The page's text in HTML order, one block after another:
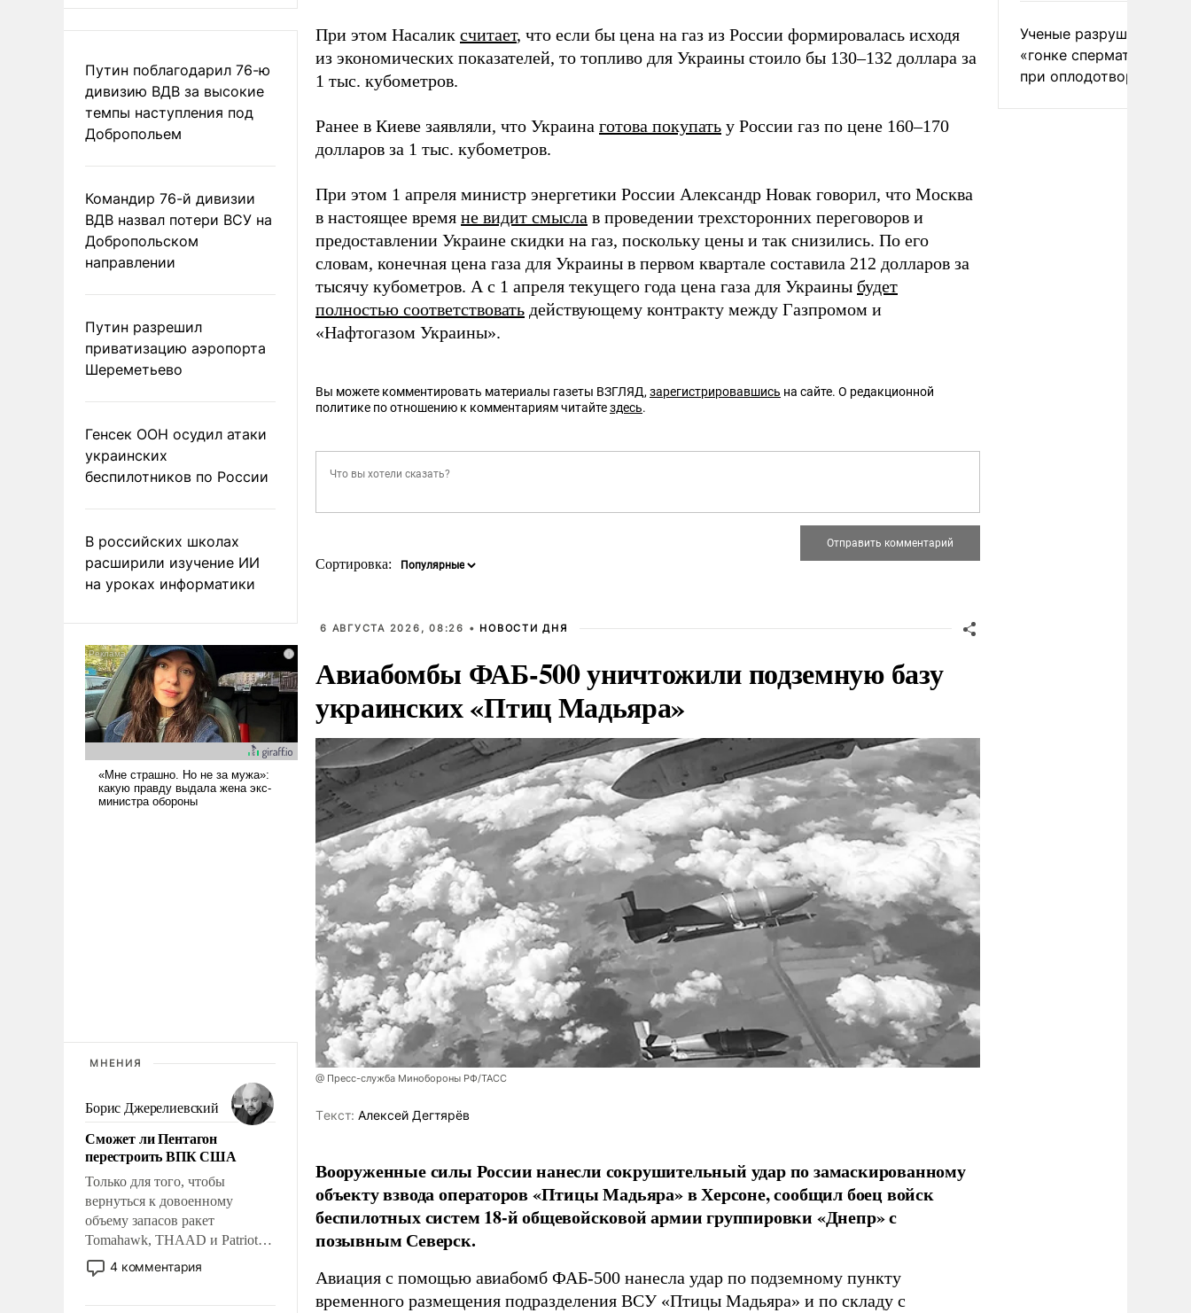
Путин поблагодарил 76-ю
дивизию ВДВ за высокие
темпы наступления под
Добропольем
Командир 76-й дивизии
ВДВ назвал потери ВСУ на
Добропольском
направлении
Путин разрешил
приватизацию аэропорта
Шереметьево
Генсек ООН осудил атаки
украинских
беспилотников по России
В российских школах
расширили изучение ИИ
на уроках информатики
МНЕНИЯ
Борис Джерелиевский
Сможет ли Пентагон
перестроить ВПК США
Только для того, чтобы
вернуться к довоенному
объему запасов ракет
Tomahawk, THAAD и Patriot
США потребуется более трех
лет. Даже небольшая война с
4 комментария
При этом Насалик считает, что если бы цена на газ из России формировалась исходя
из экономических показателей, то топливо для Украины стоило бы 130–132 доллара за
1 тыс. кубометров.
Ранее в Киеве заявляли, что Украина готова покупать у России газ по цене 160–170
долларов за 1 тыс. кубометров.
При этом 1 апреля министр энергетики России Александр Новак говорил, что Москва
в настоящее время не видит смысла в проведении трехсторонних переговоров и
предоставлении Украине скидки на газ, поскольку цены и так снизились. По его
словам, конечная цена газа для Украины в первом квартале составила 212 долларов за
тысячу кубометров. А с 1 апреля текущего года цена газа для Украины будет
полностью соответствовать действующему контракту между Газпромом и
«Нафтогазом Украины».
Вы можете комментировать материалы газеты ВЗГЛЯД, зарегистрировавшись на сайте. О редакционной
политике по отношению к комментариям читайтездесь.
Сортировка:
6 АВГУСТА 2026, 08:26 • НОВОСТИ ДНЯ
Авиабомбы ФАБ-500 уничтожили подземную базу
украинских «Птиц Мадьяра»
@ Пресс-служба Минобороны РФ/ТАСС
Tекст: Алексей Дегтярёв
Вооруженные силы России нанесли сокрушительный удар по замаскированному
объекту взвода операторов «Птицы Мадьяра» в Херсоне, сообщил боец войск
беспилотных систем 18-й общевойсковой армии группировки «Днепр» с
позывным Северск.
Авиация с помощью авиабомб ФАБ-500 нанесла удар по подземному пункту
временного размещения подразделения ВСУ «Птицы Мадьяра» и по складу с
Ученые разрушили миф
«гонке
при оплодотворении